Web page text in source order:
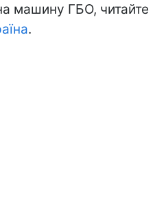
машину ГБО, читайте
.